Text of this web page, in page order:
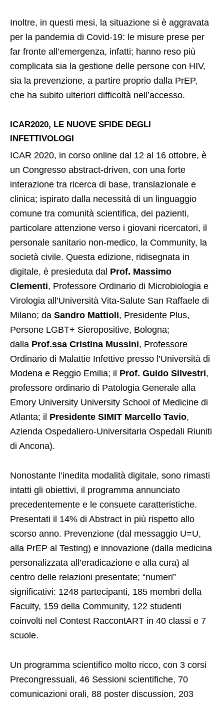
Inoltre, in questi mesi, la situazione si è aggravata
per la pandemia di Covid-19: le misure prese per
far fronte all’emergenza, infatti; hanno reso più
complicata sia la gestione delle persone con HIV,
sia la prevenzione, a partire proprio dalla PrEP,
che ha subito ulteriori difficoltà nell’accesso.
ICAR2020, LE NUOVE SFIDE DEGLI
INFETTIVOLOGI
ICAR 2020, in corso online dal 12 al 16 ottobre, è
un Congresso abstract-driven, con una forte
interazione tra ricerca di base, translazionale e
clinica; ispirato dalla necessità di un linguaggio
comune tra comunità scientifica, dei pazienti,
particolare attenzione verso i giovani ricercatori, il
personale sanitario non-medico, la Community, la
società civile. Questa edizione, ridisegnata in
digitale, è presieduta dal Prof. Massimo
Clementi, Professore Ordinario di Microbiologia e
Virologia all’Università Vita-Salute San Raffaele di
Milano; da Sandro Mattioli, Presidente Plus,
Persone LGBT+ Sieropositive, Bologna;
dalla Prof.ssa Cristina Mussini, Professore
Ordinario di Malattie Infettive presso l’Università di
Modena e Reggio Emilia; il Prof. Guido Silvestri,
professore ordinario di Patologia Generale alla
Emory University University School of Medicine di
Atlanta; il Presidente SIMIT Marcello Tavio,
Azienda Ospedaliero-Universitaria Ospedali Riuniti
di Ancona).
Nonostante l’inedita modalità digitale, sono rimasti
intatti gli obiettivi, il programma annunciato
precedentemente e le consuete caratteristiche.
Presentati il 14% di Abstract in più rispetto allo
scorso anno. Prevenzione (dal messaggio U=U,
alla PrEP al Testing) e innovazione (dalla medicina
personalizzata all’eradicazione e alla cura) al
centro delle relazioni presentate; “numeri”
significativi: 1248 partecipanti, 185 membri della
Faculty, 159 della Community, 122 studenti
coinvolti nel Contest RaccontART in 40 classi e 7
scuole.
Un programma scientifico molto ricco, con 3 corsi
Precongressuali, 46 Sessioni scientifiche, 70
comunicazioni orali, 88 poster discussion, 203